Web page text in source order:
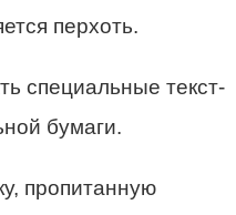
перхоть.
специальные текст-
бумаги.
пропитанную